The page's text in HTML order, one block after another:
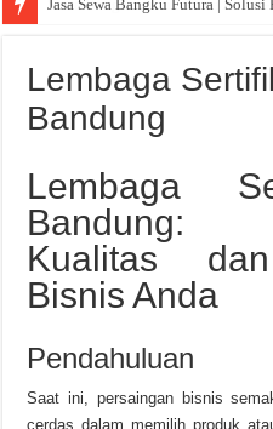
Jasa Sewa Bangku Futura |
Lembaga
Bandung
Lembaga
Bandung:
Kualitas
Bisnis Anda
Pendahuluan
Saat ini, persaingan bisnis
cerdas dalam memilih produk